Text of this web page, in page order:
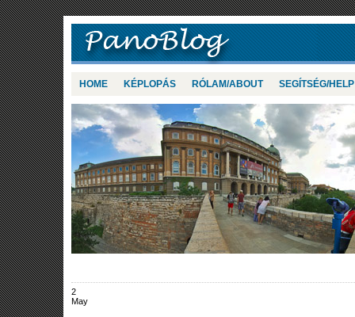
HOME KÉPLOPÁS RÓLAM/ABOUT SEGÍTSÉG/HELP
2
May